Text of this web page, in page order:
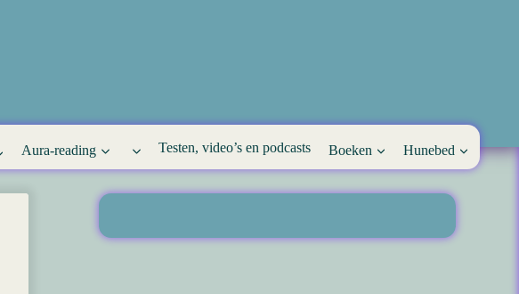
Aura-reading Testen, video’s en podcasts Boeken Hunebed